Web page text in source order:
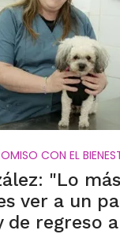
CON EL
"Lo más
ver a un
de regreso